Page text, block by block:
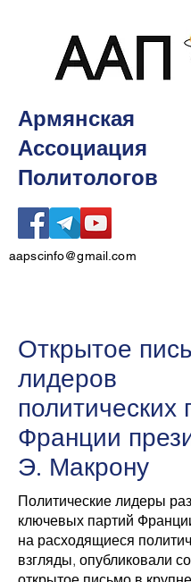
Армянская
Ассоциация
Политологов
aapscinfo@gmail.com
Открытое
лидеров
политических
Франции
Э. Макрону
Политические лидеры
ключевых партий
на расходящиеся
взгляды, опубликовали